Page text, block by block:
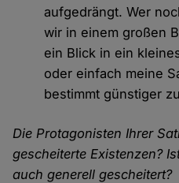
aufgedrängt. Wer
wir in einem großen
ein Blick in ein
oder einfach meine
bestimmt günstiger
Die Protagonisten Ihrer
gescheiterte Existenzen?
auch generell gescheitert?